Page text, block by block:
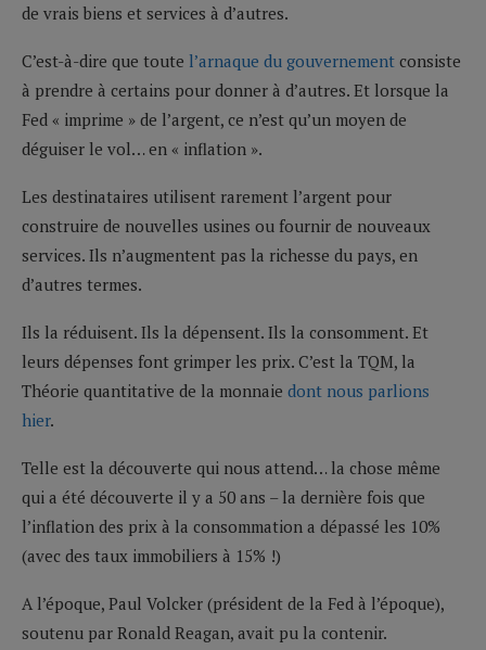
de vrais biens et services à d’autres.
C’est-à-dire que toute l’arnaque du gouvernement consiste
à prendre à certains pour donner à d’autres. Et lorsque la
Fed « imprime » de l’argent, ce n’est qu’un moyen de
déguiser le vol… en « inflation ».
Les destinataires utilisent rarement l’argent pour
construire de nouvelles usines ou fournir de nouveaux
services. Ils n’augmentent pas la richesse du pays, en
d’autres termes.
Ils la réduisent. Ils la dépensent. Ils la consomment. Et
leurs dépenses font grimper les prix. C’est la TQM, la
Théorie quantitative de la monnaie dont nous parlions
hier.
Telle est la découverte qui nous attend… la chose même
qui a été découverte il y a 50 ans – la dernière fois que
l’inflation des prix à la consommation a dépassé les 10%
(avec des taux immobiliers à 15% !)
A l’époque, Paul Volcker (président de la Fed à l’époque),
soutenu par Ronald Reagan, avait pu la contenir.